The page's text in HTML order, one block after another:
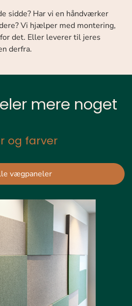
sidde? Har vi en håndværker
Vi hjælper med montering,
det. Eller leverer til jeres
derfra.
mere noget
og farver
vægpaneler